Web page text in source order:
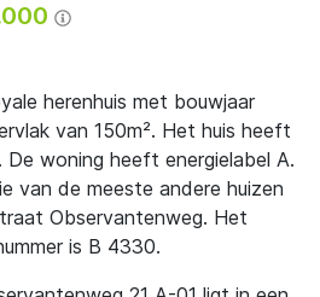
herenhuis met bouwjaar
van 150m². Het huis heeft
De woning heeft energielabel A.
van de meeste andere huizen
Observantenweg. Het
is B 4330.